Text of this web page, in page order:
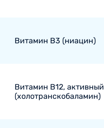
Витамин В3 (ниацин)
Витамин В12, активный
(холотранскобаламин)